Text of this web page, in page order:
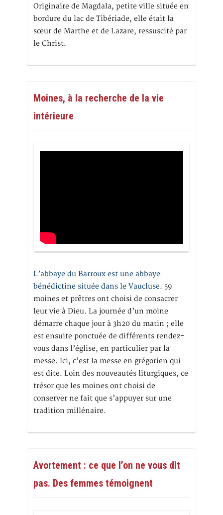
Originaire de Magdala, petite ville située en
bordure du lac de Tibériade, elle était la
sœur de Marthe et de Lazare, ressuscité par
le Christ.
Moines, à la recherche de la vie
intérieure
L’abbaye du Barroux est une abbaye
bénédictine située dans le Vaucluse. 59
moines et prêtres ont choisi de consacrer
leur vie à Dieu. La journée d’un moine
démarre chaque jour à 3h20 du matin ; elle
est ensuite ponctuée de différents rendez-
vous dans l’église, en particulier par la
messe. Ici, c’est la messe en grégorien qui
est dite. Loin des nouveautés liturgiques, ce
trésor que les moines ont choisi de
conserver ne fait que s’appuyer sur une
tradition millénaire.
Avortement : ce que l’on ne vous dit
pas. Des femmes témoignent